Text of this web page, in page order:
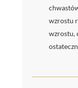
wzrostu
wzrostu,